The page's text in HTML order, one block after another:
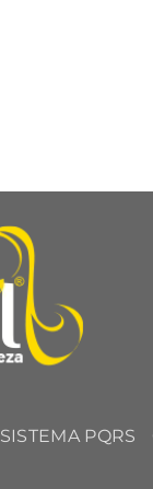
SISTEMA PQRS